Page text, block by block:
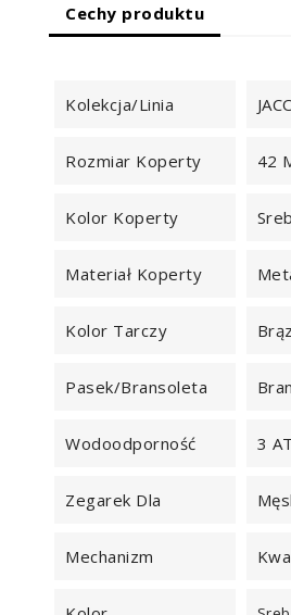
Cechy produktu
Kolekcja/Linia
Rozmiar Koperty 42
Kolor Koperty
Materiał Koperty
Kolor Tarczy
Pasek/Bransoleta
Wodoodporność 3
Zegarek Dla
Mechanizm